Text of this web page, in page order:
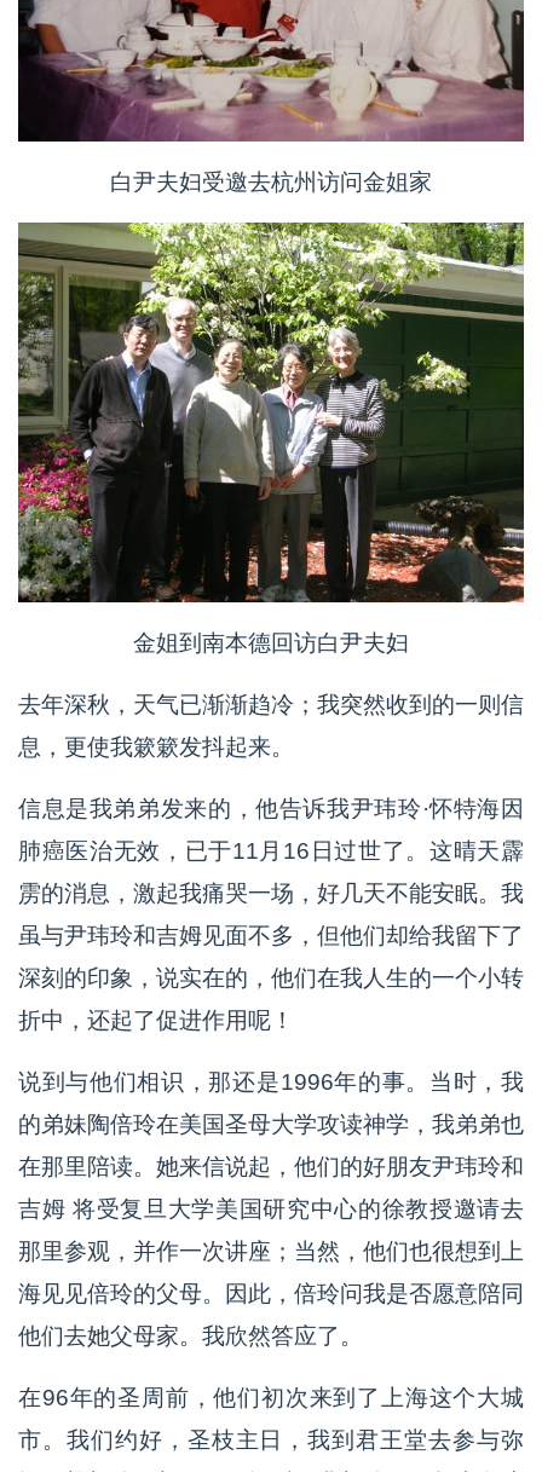
白尹夫妇受邀去杭州访问金姐家
金姐到南本德回访白尹夫妇
去年深秋，天气已渐渐趋冷；我突然收到的一则信
息，更使我簌簌发抖起来。
信息是我弟弟发来的，他告诉我尹玮玲·怀特海因
肺癌医治无效，已于11月16日过世了。这晴天霹
雳的消息，激起我痛哭一场，好几天不能安眠。我
虽与尹玮玲和吉姆见面不多，但他们却给我留下了
深刻的印象，说实在的，他们在我人生的一个小转
折中，还起了促进作用呢！
说到与他们相识，那还是1996年的事。当时，我
的弟妹陶倍玲在美国圣母大学攻读神学，我弟弟也
在那里陪读。她来信说起，他们的好朋友尹玮玲和
吉姆 将受复旦大学美国研究中心的徐教授邀请去
那里参观，并作一次讲座；当然，他们也很想到上
海见见倍玲的父母。因此，倍玲问我是否愿意陪同
他们去她父母家。我欣然答应了。
在96年的圣周前，他们初次来到了上海这个大城
市。我们约好，圣枝主日，我到君王堂去参与弥